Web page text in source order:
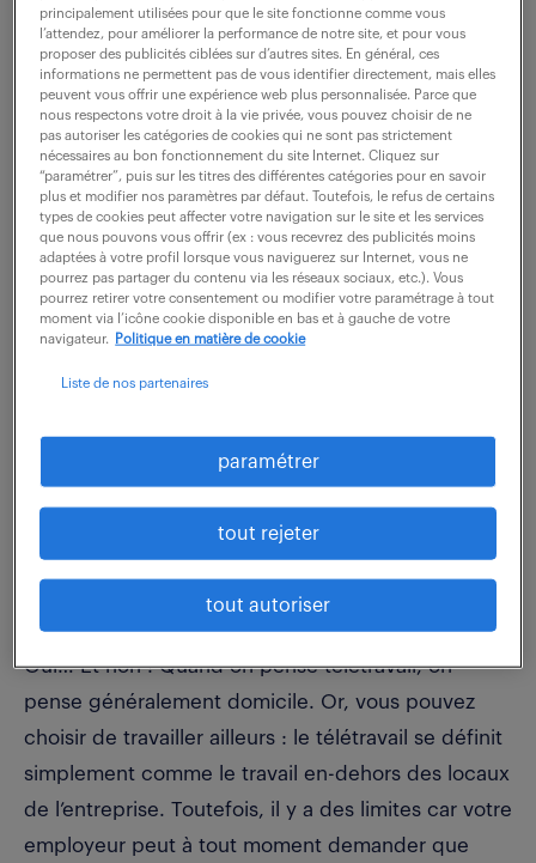
? Il est important de respecter le protocole
sanitaire mis en œuvre par l’employeur en
application des recommandations
gouvernementales, notamment sur le télétravail, et
de rester informer des évolutions de ceux-ci. Suite
aux mesures de confinement annoncées par
Emmanuel Macron le 31 mars, l’activité à distance
doit être systématique et demeure la règle avec au
moins 4 jours par semaine pour les salariés dont les
tâches le permettent. En cas d’isolement ou de
travailler sur place un jour par semaine.
En télétravail, puis-je être où je veux
Oui… Et non ! Quand on pense télétravail, on
pense généralement domicile. Or, vous pouvez
choisir de travailler ailleurs : le télétravail se définit
simplement comme le travail en-dehors des locaux
de l’entreprise. Toutefois, il y a des limites car votre
employeur peut à tout moment demander que
principalement utilisées pour que le site fonctionne comme vous
l’attendez, pour améliorer la performance de notre site, et pour vous
proposer des publicités ciblées sur d’autres sites. En général, ces
informations ne permettent pas de vous identifier directement, mais elles
peuvent vous offrir une expérience web plus personnalisée. Parce que
nous respectons votre droit à la vie privée, vous pouvez choisir de ne
pas autoriser les catégories de cookies qui ne sont pas strictement
nécessaires au bon fonctionnement du site Internet. Cliquez sur
“paramétrer”, puis sur les titres des différentes catégories pour en savoir
plus et modifier nos paramètres par défaut. Toutefois, le refus de certains
types de cookies peut affecter votre navigation sur le site et les services
que nous pouvons vous offrir (ex : vous recevrez des publicités moins
adaptées à votre profil lorsque vous naviguerez sur Internet, vous ne
pourrez pas partager du contenu via les réseaux sociaux, etc.). Vous
pourrez retirer votre consentement ou modifier votre paramétrage à tout
moment via l’icône cookie disponible en bas et à gauche de votre
navigateur.
Politique en matière de cookie
Liste de nos partenaires
paramétrer
tout rejeter
tout autoriser